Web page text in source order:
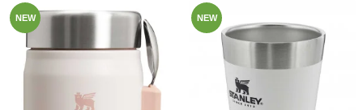
NEW NEW